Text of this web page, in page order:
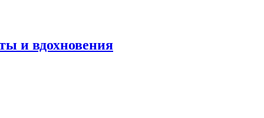
и вдохновения